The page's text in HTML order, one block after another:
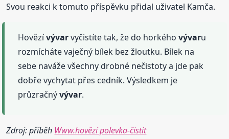
Svou reakci k tomuto příspěvku přidal uživatel Kamča.
Hovězívývarvyčistíte tak, že do horkéhovývaru
rozmícháte vaječný bílek bez žloutku. Bílek na
sebe naváže všechny drobné nečistoty a jde pak
dobře vychytat přes cedník. Výsledkem je
průzračnývývar.
Zdroj: příběh Www.hovězí polevka-čistit